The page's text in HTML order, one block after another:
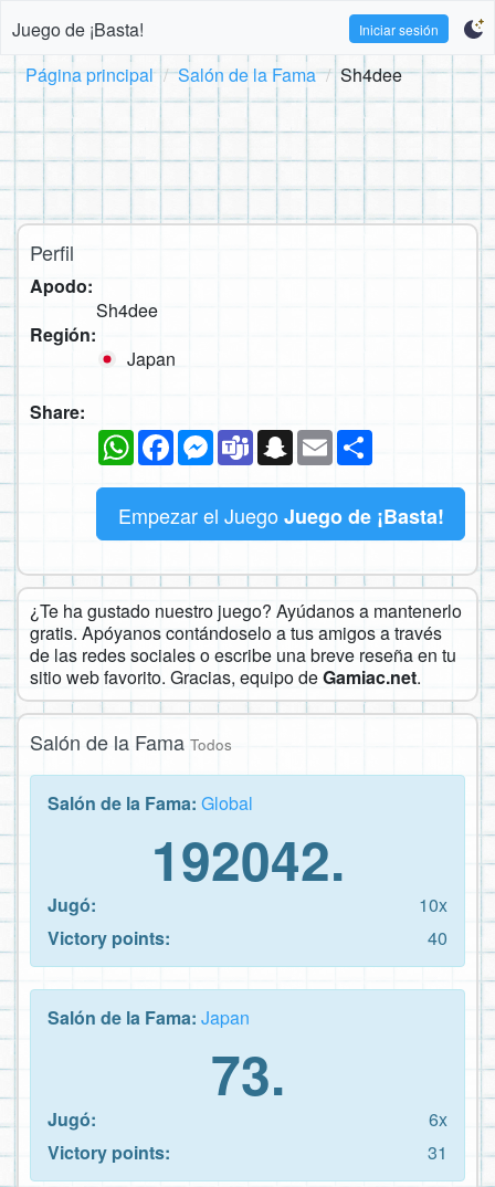
Juego de ¡Basta! Iniciar sesión
Página principal Salón de la Fama Sh4dee
Perfil
Apodo:
Sh4dee
Región:
Japan
Share:
WhatsAppFacebookMessenger
TeamsSnapchat
Email
Empezar el Juego Juego de ¡Basta!
¿Te ha gustado nuestro juego? Ayúdanos a mantenerlo
gratis. Apóyanos contándoselo a tus amigos a través
de las redes sociales o escribe una breve reseña en tu
sitio web favorito. Gracias, equipo deGamiac.net.
Salón de la Fama Todos
Salón de la Fama: Global
192042.
Jugó:
10x
Victory points:
40
Salón de la Fama: Japan
73.
Jugó:
6x
Victory points:
31